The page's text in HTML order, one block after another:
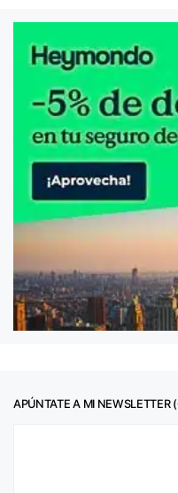
APÚNTATE A MI NEWSLETTER